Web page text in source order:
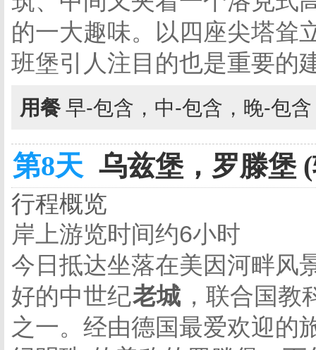
的一大趣味。以四座尖塔耸
班堡引人注目的也是重要的
用餐 早-包含，中-包含，晚-包
第8天 乌兹堡，罗滕堡
行程概览
岸上游览时间约6小时
今日抵达坐落在美因河畔风
好的中世纪老城 ，联合国
之一。经由德国最爱欢迎的